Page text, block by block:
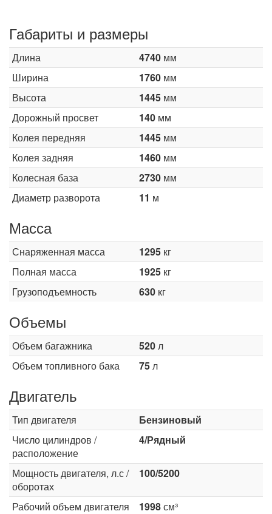
Габариты и размеры
Длина 4740 мм
Ширина
1760 мм
Высота
1445 мм
Дорожный просвет
140 мм
Колея передняя
1445 мм
Колея задняя
1460 мм
Колесная база
2730 мм
Диаметр разворота
11 м
Масса
Снаряженная масса 1295 кг
Полная масса
1925 кг
Грузоподъемность
630 кг
Объемы
Объем багажника 520л
Объем топливного бака
75л
Двигатель
Тип двигателя
Бензиновый
Число цилиндров /
расположение
4/Рядный
Мощность двигателя, л.с /
оборотах
100/5200
Рабочий объем двигателя 1998см³